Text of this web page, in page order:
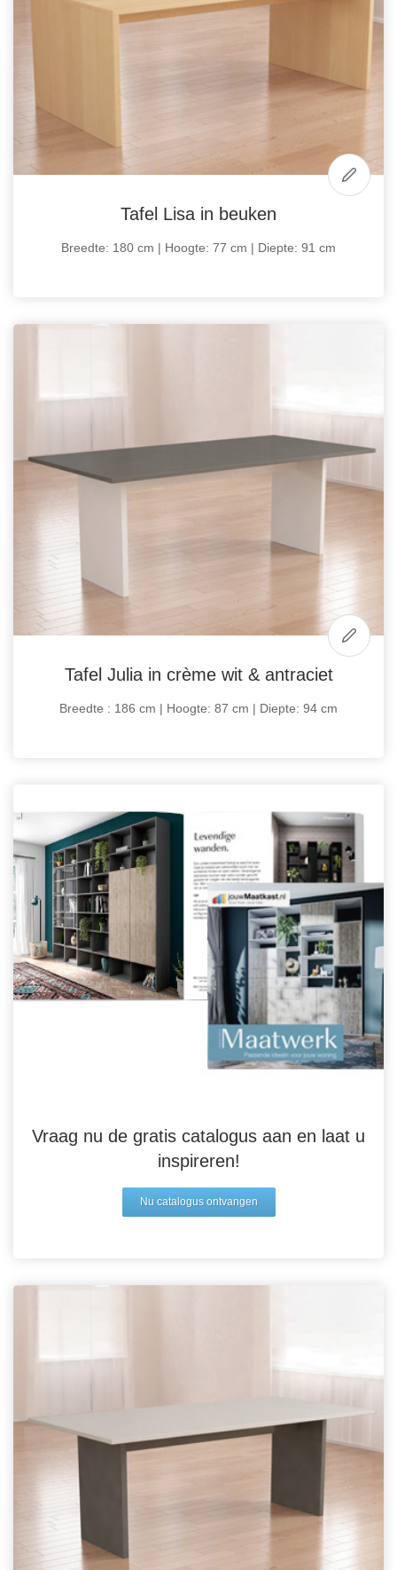
Tafel Lisa in beuken
Breedte: 180 cm | Hoogte: 77 cm | Diepte: 91 cm
Tafel Julia in crème wit & antraciet
Breedte : 186 cm | Hoogte: 87 cm | Diepte: 94 cm
Vraag nu de gratis catalogus aan en laat u
inspireren!
Nu catalogus ontvangen